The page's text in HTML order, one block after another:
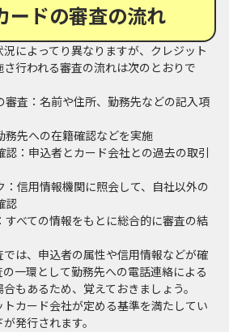
ードの審査の流れ
によってり異なりますが、クレジット
行われる審査の流れは次のとおりで
審査：名前や住所、勤務先などの記入項
務先への在籍確認などを実施
認：申込者とカード会社との過去の取引
信用情報機関に照会して、自社以外の
認
すべての情報をもとに総合的に審査の結
は、申込者の属性や信用情報などが確
一環として勤務先への電話連絡による
もあるため、覚えておきましょう。
カード会社が定める基準を満たしてい
発行されます。